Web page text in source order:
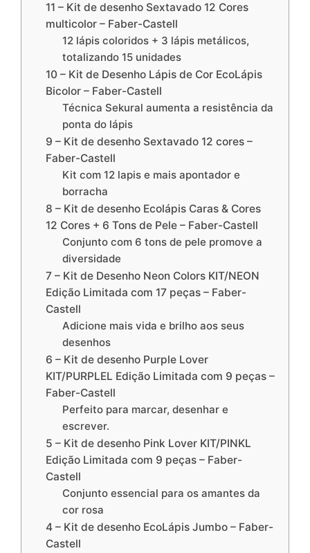
11 – Kit de desenho Sextavado 12 Cores
multicolor – Faber-Castell
12 lápis coloridos + 3 lápis metálicos,
totalizando 15 unidades
10 – Kit de Desenho Lápis de Cor EcoLápis
Bicolor – Faber-Castell
Técnica Sekural aumenta a resistência da
ponta do lápis
9 – Kit de desenho Sextavado 12 cores –
Faber-Castell
Kit com 12 lapis e mais apontador e
borracha
8 – Kit de desenho Ecolápis Caras & Cores
12 Cores + 6 Tons de Pele – Faber-Castell
Conjunto com 6 tons de pele promove a
diversidade
7 – Kit de Desenho Neon Colors KIT/NEON
Edição Limitada com 17 peças – Faber-
Castell
Adicione mais vida e brilho aos seus
desenhos
6 – Kit de desenho Purple Lover
KIT/PURPLEL Edição Limitada com 9 peças –
Faber-Castell
Perfeito para marcar, desenhar e
escrever.
5 – Kit de desenho Pink Lover KIT/PINKL
Edição Limitada com 9 peças – Faber-
Castell
Conjunto essencial para os amantes da
cor rosa
4 – Kit de desenho EcoLápis Jumbo – Faber-
Castell